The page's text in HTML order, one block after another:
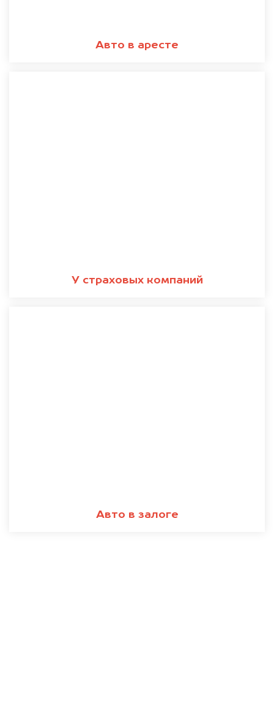
Авто в аресте
У страховых компаний
Авто в залоге